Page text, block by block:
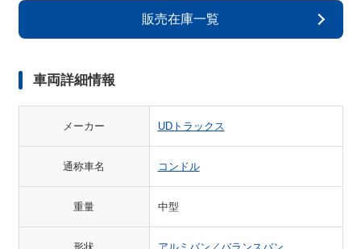
販売在庫一覧
車両詳細情報
メーカー UDトラックス
通称車名 コンドル
重量 中型